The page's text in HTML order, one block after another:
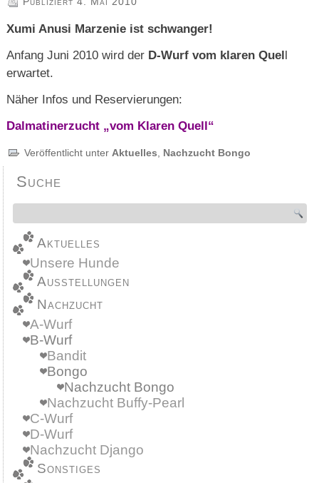
Xumi Anusi Marzenie ist schwanger!
Anfang Juni 2010 wird der D-Wurf vom klaren Quel
erwartet.
Näher Infos und Reservierungen:
Dalmatinerzucht „vom Klaren Quell“
Veröffentlicht unter Aktuelles, Nachzucht Bongo
Suche
Aktuelles
Unsere Hunde
Ausstellungen
Nachzucht
A-Wurf
B-Wurf
Bandit
Bongo
Nachzucht Bongo
Nachzucht Buffy-Pearl
C-Wurf
D-Wurf
Nachzucht Django
Sonstiges